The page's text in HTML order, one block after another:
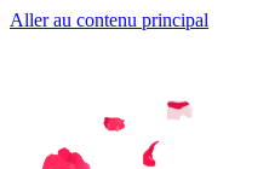
Aller au contenu principal